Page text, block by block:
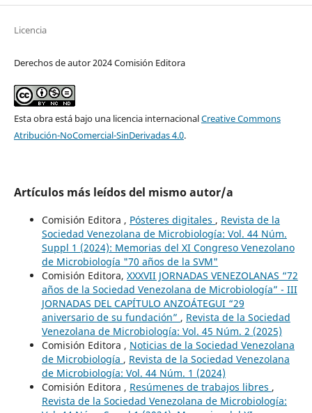
Licencia
Derechos de autor 2024 Comisión Editora
Esta obra está bajo una licencia internacionalCreative Commons
Atribución-NoComercial-SinDerivadas 4.0.
Artículos más leídos del mismo autor/a
Comisión Editora , Pósteres digitales , Revista de la
Sociedad Venezolana de Microbiología: Vol. 44 Núm.
Suppl 1 (2024): Memorias del XI Congreso Venezolano
de Microbiología "70 años de la SVM"
Comisión Editora, XXXVII JORNADAS VENEZOLANAS “72
años de la Sociedad Venezolana de Microbiología” - III
JORNADAS DEL CAPÍTULO ANZOÁTEGUI “29
aniversario de su fundación” , Revista de la Sociedad
Venezolana de Microbiología: Vol. 45 Núm. 2 (2025)
Comisión Editora , Noticias de la Sociedad Venezolana
de Microbiología , Revista de la Sociedad Venezolana
de Microbiología: Vol. 44 Núm. 1 (2024)
Comisión Editora , Resúmenes de trabajos libres ,
Revista de la Sociedad Venezolana de Microbiología: